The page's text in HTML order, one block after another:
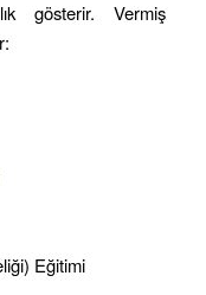
gösterir. Vermiş
Eğitimi